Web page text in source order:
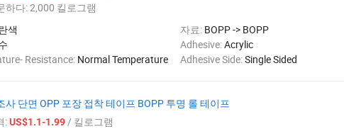
하다:2,000 킬로그램
색 자료: BOPP -> BOPP
Adhesive:Acrylic
Resistance: Normal Temperature Adhesive Side:Single Sided
사 단면 OPP 포장 접착 테이프 BOPP 투명 롤 테이프
:US$1.1-1.99/ 킬로그램